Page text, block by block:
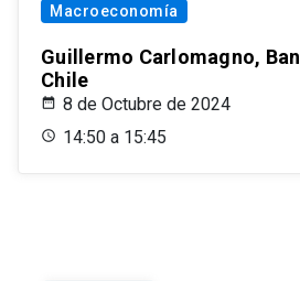
Macroeconomía
Guillermo Carlomagno,
Chile
8 de Octubre de 2024
14:50 a 15:45